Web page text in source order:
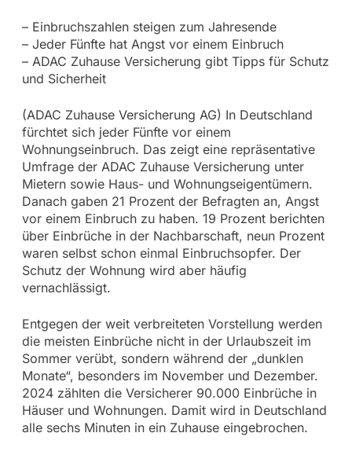
– Einbruchszahlen steigen zum Jahresende
– Jeder Fünfte hat Angst vor einem Einbruch
– ADAC Zuhause Versicherung gibt Tipps für Schutz
und Sicherheit
(ADAC Zuhause Versicherung AG) In Deutschland
fürchtet sich jeder Fünfte vor einem
Wohnungseinbruch. Das zeigt eine repräsentative
Umfrage der ADAC Zuhause Versicherung unter
Mietern sowie Haus- und Wohnungseigentümern.
Danach gaben 21 Prozent der Befragten an, Angst
vor einem Einbruch zu haben. 19 Prozent berichten
über Einbrüche in der Nachbarschaft, neun Prozent
waren selbst schon einmal Einbruchsopfer. Der
Schutz der Wohnung wird aber häufig
vernachlässigt.
Entgegen der weit verbreiteten Vorstellung werden
die meisten Einbrüche nicht in der Urlaubszeit im
Sommer verübt, sondern während der „dunklen
Monate“, besonders im November und Dezember.
2024 zählten die Versicherer 90.000 Einbrüche in
Häuser und Wohnungen. Damit wird in Deutschland
alle sechs Minuten in ein Zuhause eingebrochen.